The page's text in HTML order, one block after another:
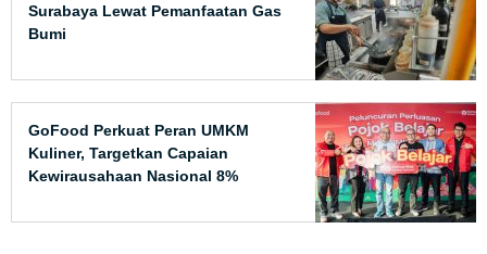
Surabaya Lewat Pemanfaatan Gas
Bumi
GoFood Perkuat Peran UMKM
Kuliner, Targetkan Capaian
Kewirausahaan Nasional 8%